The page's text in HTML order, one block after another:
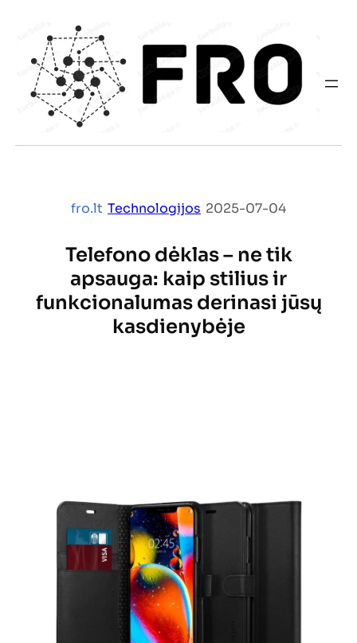
turinio
fro.lt Technologijos 2025-07-04
Telefono dėklas – ne tik
apsauga: kaip stilius ir
funkcionalumas derinasi jūsų
kasdienybėje